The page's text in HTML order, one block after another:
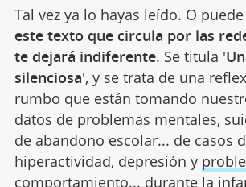
Tal vez ya lo hayas leído. O
este texto que circula por las
te dejará indiferente. Se titula '
silenciosa', y se trata de una
rumbo que están tomando
datos de problemas mentales,
de abandono escolar... de casos
hiperactividad, depresión y
comportamiento... durante la